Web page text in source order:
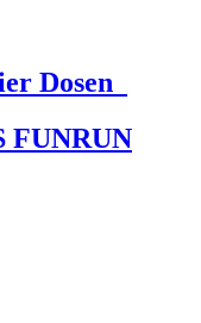
Dosen
FUNRUN